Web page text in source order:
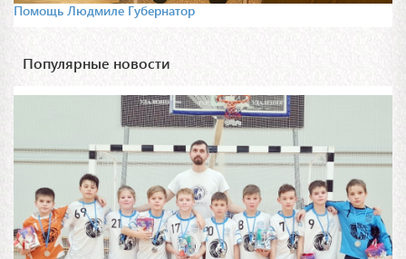
Помощь Людмиле Губернатор
Популярные новости